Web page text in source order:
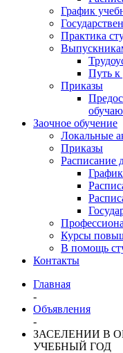
График
Практика
Путь к
Приказы
Заочное обучение
Локальные
Приказы
Расписание
Курсы
В помощь
Контакты
Главная
-
Объявления
-
ЗАСЕЛЕНИИ В
УЧЕБНЫЙ ГОД